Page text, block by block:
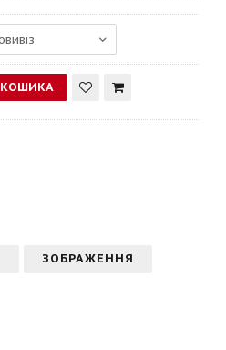
ЗОБРАЖЕННЯ